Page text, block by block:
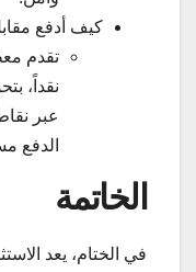
كيف أدفع
تقدم
نقداً،
عبر
الدفع
الخاتمة
في الختام، يعد